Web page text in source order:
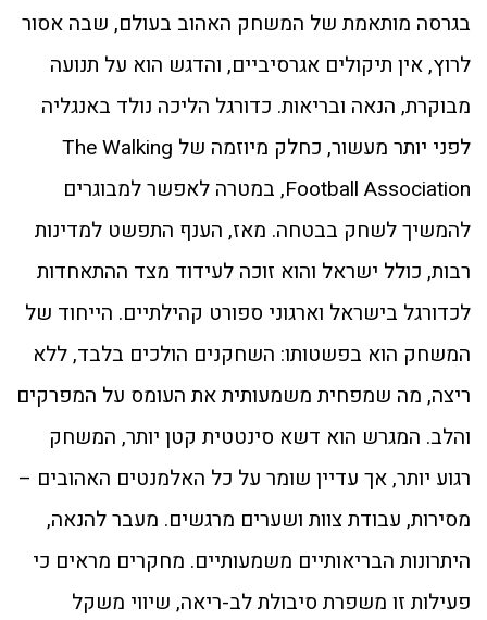
בגרסה מותאמת של המשחק האהוב בעולם, שבה אסור
לרוץ, אין תיקולים אגרסיביים, והדגש הוא על תנועה
מבוקרת, הנאה ובריאות. כדורגל הליכה נולד באנגליה
לפני יותר מעשור, כחלק מיוזמה של The Walking
Football Association, במטרה לאפשר למבוגרים
להמשיך לשחק בבטחה. מאז, הענף התפשט למדינות
רבות, כולל ישראל והוא זוכה לעידוד מצד ההתאחדות
לכדורגל בישראל וארגוני ספורט קהילתיים. הייחוד של
המשחק הוא בפשטותו: השחקנים הולכים בלבד, ללא
ריצה, מה שמפחית משמעותית את העומס על המפרקים
והלב. המגרש הוא דשא סינטטית קטן יותר, המשחק
רגוע יותר, אך עדיין שומר על כל האלמנטים האהובים –
מסירות, עבודת צוות ושערים מרגשים. מעבר להנאה,
היתרונות הבריאותיים משמעותיים. מחקרים מראים כי
פעילות זו משפרת סיבולת לב-ריאה, שיווי משקל